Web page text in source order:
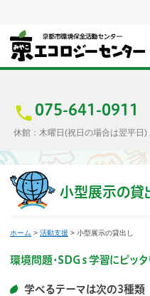
075-641-0911
休館：木曜日(祝日の場合は翌平日)
アクセス
施設案内
イベント
講座
小型展示の貸
ホーム > 活動支援 > 小型展示の貸出し
環境問題・SDGｓ学習にピッ
学べるテーマは次の3種類